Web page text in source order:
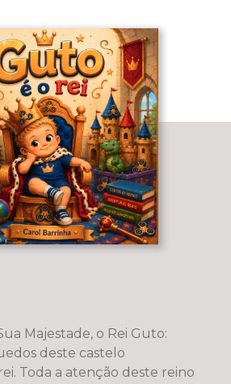
Majestade, o Rei Guto:
deste castelo
reino